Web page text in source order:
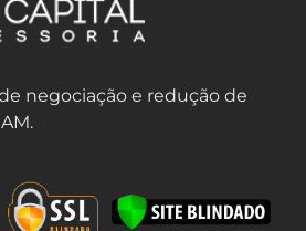
negociação e redução de